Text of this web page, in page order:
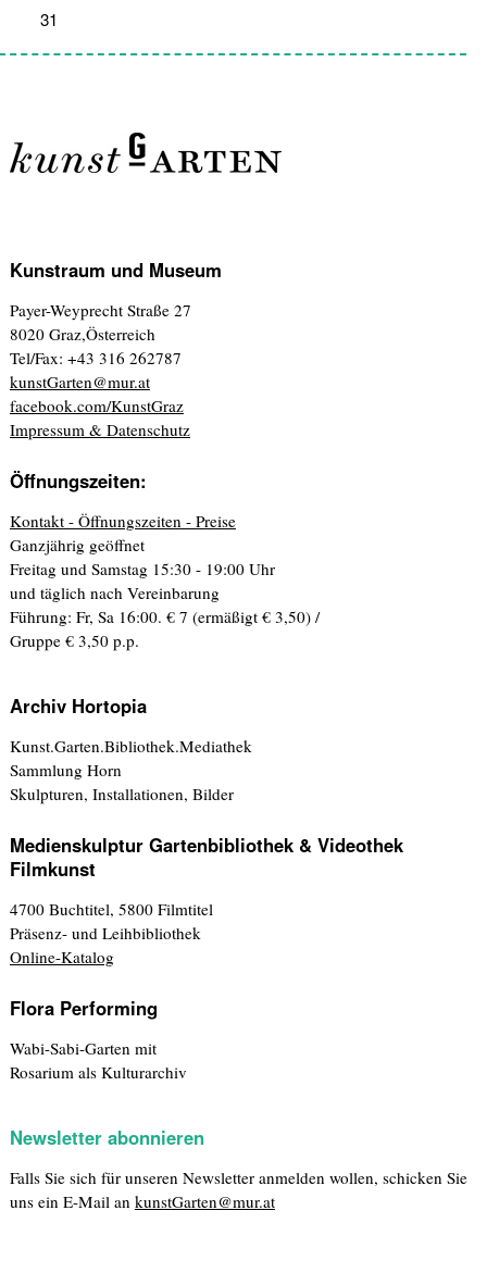
31
Kunstraum und Museum
Payer-Weyprecht Straße 27
8020 Graz,Österreich
Tel/Fax: +43 316 262787
kunstGarten@mur.at
facebook.com/KunstGraz
Impressum & Datenschutz
Öffnungszeiten:
Kontakt - Öffnungszeiten - Preise
Ganzjährig geöffnet
Freitag und Samstag 15:30 - 19:00 Uhr
und täglich nach Vereinbarung
Führung: Fr, Sa 16:00. € 7 (ermäßigt € 3,50) /
Gruppe € 3,50 p.p.
Archiv Hortopia
Kunst.Garten.Bibliothek.Mediathek
Sammlung Horn
Skulpturen, Installationen, Bilder
Medienskulptur Gartenbibliothek & Videothek
Filmkunst
4700 Buchtitel, 5800 Filmtitel
Präsenz- und Leihbibliothek
Online-Katalog
Flora Performing
Wabi-Sabi-Garten mit
Rosarium als Kulturarchiv
Newsletter abonnieren
Falls Sie sich für unseren Newsletter anmelden wollen, schicken Sie
uns ein E-Mail an kunstGarten@mur.at